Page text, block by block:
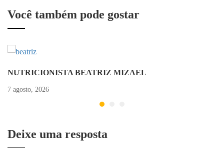
Você também pode gostar
NUTRICIONISTA BEATRIZ MIZAEL
7 agosto, 2026
Deixe uma resposta